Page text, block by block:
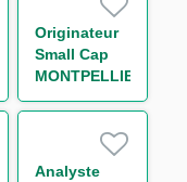
Originateur
Small Cap
MONTPELLIER
H/F
Analyste